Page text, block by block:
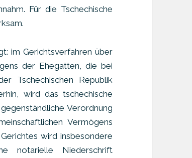
Für die Tschechische
im Gerichtsverfahren über
der Ehegatten, die bei
Tschechischen Republik
wird das tschechische
Verordnung
Vermögens
wird insbesondere
notarielle Niederschrift